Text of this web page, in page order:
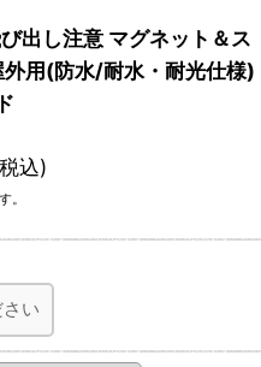
出し注意 マグネット＆ス
用(防水/耐水・耐光仕様)
込)
。
い